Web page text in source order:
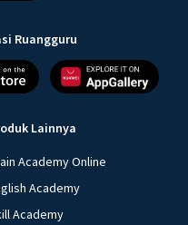
Ruangguru
Lainnya
Academy Online
Academy
Academy